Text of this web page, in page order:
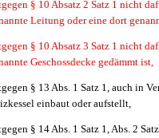
§ 10 Absatz 2 Satz 1 nicht
Leitung oder eine dort
§ 10 Absatz 3 Satz 1 nicht
Geschossdecke gedämmt ist,
§ 13 Abs. 1 Satz 1, auch in
einbaut oder aufstellt,
§ 14 Abs. 1 Satz 1, Abs. 2